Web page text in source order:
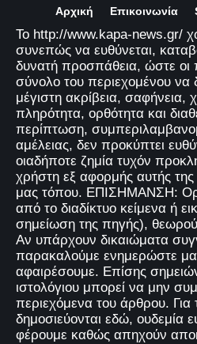
Αρχική Επικοινωνία
Το http://www.kapa-news.gr/
συνεπώς να ευθύνεται,
δυνατή προσπάθεια, ώστε οι
σύνολο του περιεχομένου να
μέγιστη ακρίβεια, σαφήνεια,
πληρότητα, ορθότητα και
περίπτωση,
αμέλειας, δεν προκύπτει
οιαδήποτε ζημία τυχόν
χρήστη εξ αφορμής αυτής
μας τόπου. ΕΠΙΣΗΜΑΝΣΗ:
από το διαδίκτυο κείμενα ή
σημείωση της πηγής),
Αν υπάρχουν δικαιώματα
παρακαλούμε ενημερώστε
αφαιρέσουμε. Επίσης
ιστολόγιου μπορεί να μην
περιεχόμενα του άρθρου.
δημοσιεύονται εδώ, ουδεμία
φέρουμε καθώς απηχούν